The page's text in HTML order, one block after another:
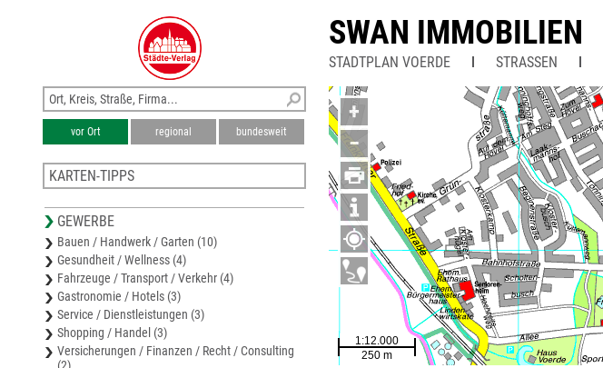
SWAN IMMOBILIEN
STADTPLAN VOERDE STRASSEN
+
−
vor Ort regional bundesweit
KARTEN-TIPPS
Karte Wesel
Stadtplan Rheinberg
Stadtplan Wesel
Stadtplan Hünxe
GEWERBE
Bauen / Handwerk / Garten (10)
Gesundheit / Wellness (4)
Fahrzeuge / Transport / Verkehr (4)
Gastronomie / Hotels (3)
Service / Dienstleistungen (3)
Shopping / Handel (3)
Versicherungen / Finanzen / Recht / Consulting